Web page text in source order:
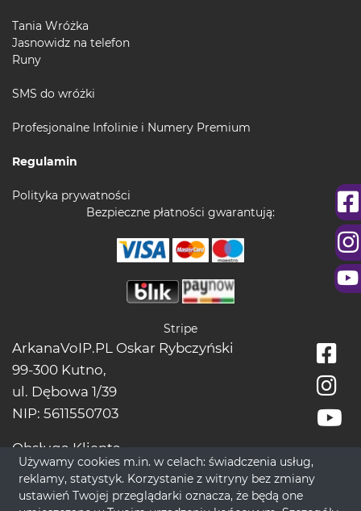
Tania Wróżka
Jasnowidz na telefon
Runy
SMS do wróżki
Profesjonalne Infolinie i Numery Premium
Regulamin
Polityka prywatności
Bezpieczne płatności gwarantują:
Stripe
ArkanaVoIP.PL Oskar Rybczyński
99-300 Kutno,
ul. Dębowa 1/39
NIP: 5611550703
Obsługa Klienta
tel.: +48228966666
bok[@]wrozbytarot.online
Używamy cookies m.in. w celach: świadczenia usług,
reklamy, statystyk. Korzystanie z witryny bez zmiany
ustawień Twojej przeglądarki oznacza, że będą one